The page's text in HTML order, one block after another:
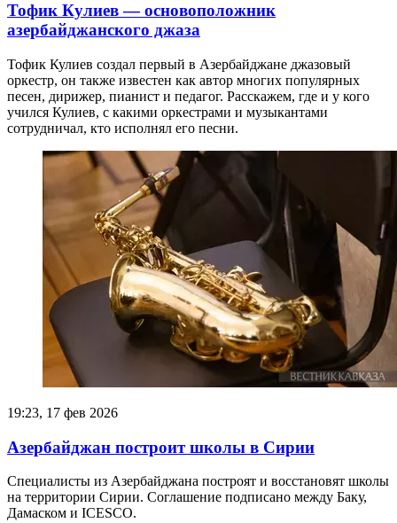
Тофик Кулиев — основоположник
азербайджанского джаза
Тофик Кулиев создал первый в Азербайджане джазовый
оркестр, он также известен как автор многих популярных
песен, дирижер, пианист и педагог. Расскажем, где и у кого
учился Кулиев, с какими оркестрами и музыкантами
сотрудничал, кто исполнял его песни.
19:23, 17 фев 2026
Азербайджан построит школы в Сирии
Специалисты из Азербайджана построят и восстановят школы
на территории Сирии. Соглашение подписано между Баку,
Дамаском и ICESCO.